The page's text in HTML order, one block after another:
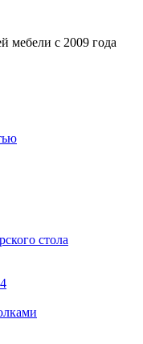
мебели с 2009 года
стола